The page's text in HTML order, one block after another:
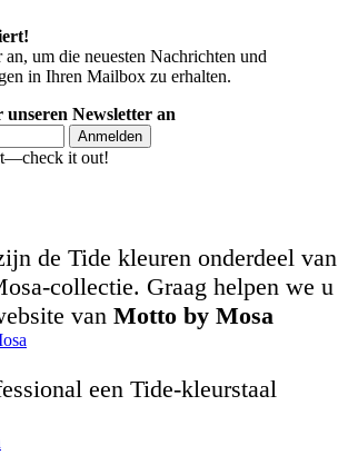
um die neuesten Nachrichten und
in Ihren Mailbox zu erhalten.
unseren Newsletter an
Anmelden
it out!
de Tide kleuren onderdeel van
collectie. Graag helpen we u
van Motto by Mosa
een Tide-kleurstaal